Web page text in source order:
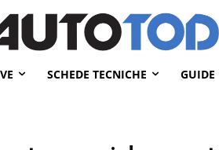
SCHEDE TECNICHE GUIDE